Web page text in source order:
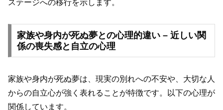
ステージへの移行を示します。
家族や身内が死ぬ夢との心理的違い – 近しい関
係の喪失感と自立の心理
家族や身内が死ぬ夢は、現実の別れへの不安や、大切な人
からの自立心が強く表れることが特徴です。以下の心理が
関係しています。